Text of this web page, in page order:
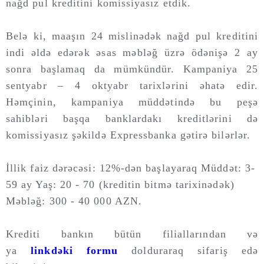
nağd pul kreditini komissiyasız etdik.
Belə ki, maaşın 24 mislinədək nağd pul kreditini
indi əldə edərək əsas məbləğ üzrə ödənişə 2 ay
sonra başlamaq da mümkündür. Kampaniya 25
sentyabr – 4 oktyabr tarixlərini əhatə edir.
Həmçinin, kampaniya müddətində bu peşə
sahibləri başqa banklardakı kreditlərini də
komissiyasız şəkildə Expressbanka gətirə bilərlər.
İllik faiz dərəcəsi: 12%-dən başlayaraq Müddət: 3-
59 ay Yaş: 20 - 70 (kreditin bitmə tarixinədək)
Məbləğ: 300 - 40 000 AZN.
Krediti bankın bütün filiallarından və
yalinkdəki formu
dolduraraq sifariş edə